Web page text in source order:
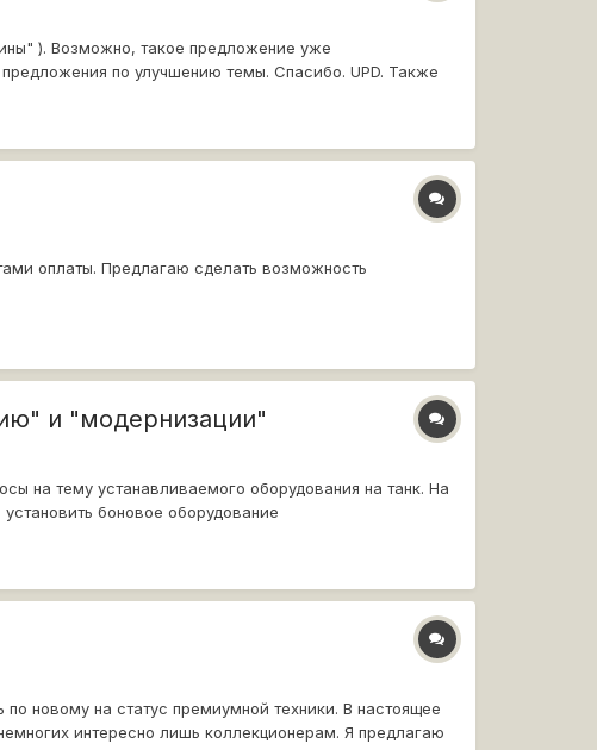
). Возможно, такое предложение уже
по улучшению темы. Спасибо. UPD. Также
оплаты. Предлагаю сделать возможность
и "модернизации"
на тему устанавливаемого оборудования на танк. На
боновое оборудование
новому на статус премиумной техники. В настоящее
интересно лишь коллекционерам. Я предлагаю